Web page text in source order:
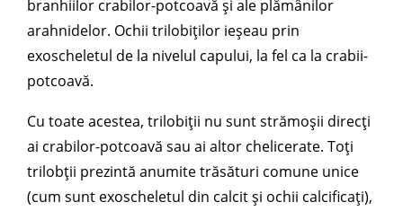
branhiilor crabilor-potcoavă și ale plămânilor
arahnidelor. Ochii trilobiților ieșeau prin
exoscheletul de la nivelul capului, la fel ca la crabii-
potcoavă.
Cu toate acestea, trilobiții nu sunt strămoșii direcți
ai crabilor-potcoavă sau ai altor chelicerate. Toți
trilobții prezintă anumite trăsături comune unice
(cum sunt exoscheletul din calcit și ochii calcificați),